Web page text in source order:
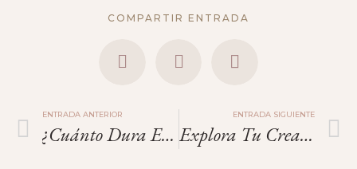
COMPARTIR ENTRADA
ENTRADA ANTERIOR
¿Cuánto Dura El Proceso De Donación De Óvulos?
ENTRADA SIGUIENTE
Explora Tu Creatividad.